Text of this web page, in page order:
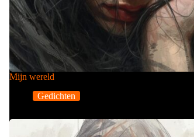
Mijn wereld
Gedichten